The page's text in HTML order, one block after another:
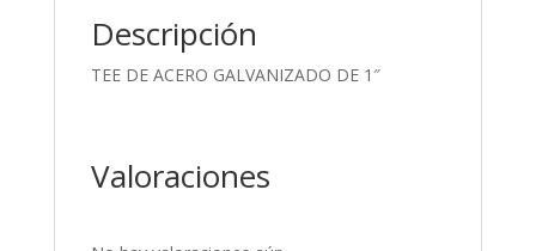
Descripción
TEE DE ACERO GALVANIZADO DE 1″
Valoraciones